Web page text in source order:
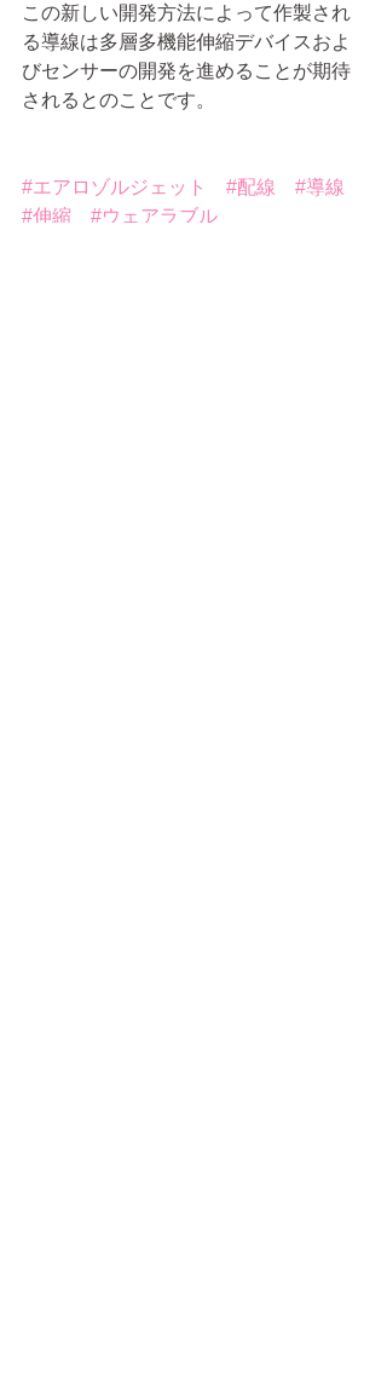
この新しい開発方法によって作製され
る導線は多層多機能伸縮デバイスおよ
びセンサーの開発を進めることが期待
されるとのことです。
#エアロゾルジェット #配線
#導線
#伸縮
#ウェアラブル